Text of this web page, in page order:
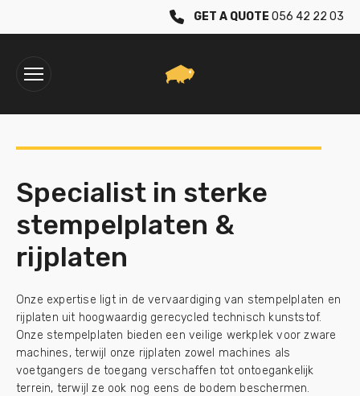
GET A QUOTE 056 42 22 03
Specialist in sterke
stempelplaten &
rijplaten
Onze expertise ligt in de vervaardiging van stempelplaten en
rijplaten uit hoogwaardig gerecycled technisch kunststof.
Onze stempelplaten bieden een veilige werkplek voor zware
machines, terwijl onze rijplaten zowel machines als
voetgangers de toegang verschaffen tot ontoegankelijk
terrein, terwijl ze ook nog eens de bodem beschermen.